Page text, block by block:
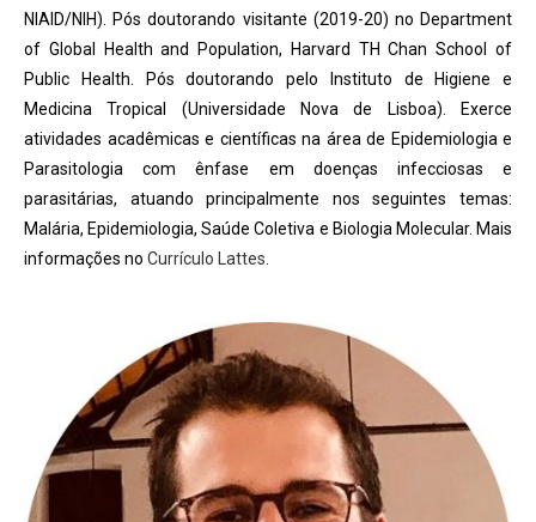
NIAID/NIH). Pós doutorando visitante (2019-20) no Department
of Global Health and Population, Harvard TH Chan School of
Public Health. Pós doutorando pelo Instituto de Higiene e
Medicina Tropical (Universidade Nova de Lisboa). Exerce
atividades acadêmicas e científicas na área de Epidemiologia e
Parasitologia com ênfase em doenças infecciosas e
parasitárias, atuando principalmente nos seguintes temas:
Malária, Epidemiologia, Saúde Coletiva e Biologia Molecular. Mais
informações no Currículo Lattes